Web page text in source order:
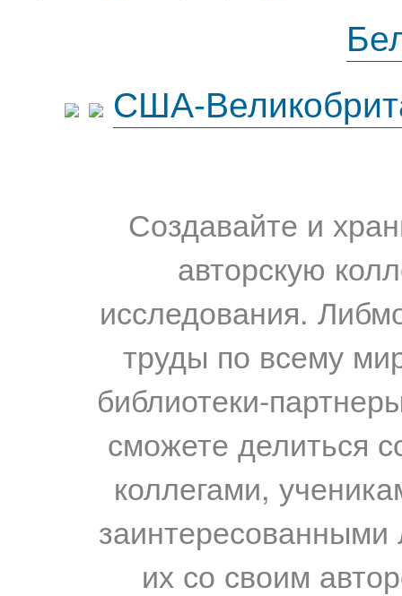
США-
Создавайте и
авторскую
исследования.
труды по всему
библиотеки-
сможете делиться
коллегами,
их со своим